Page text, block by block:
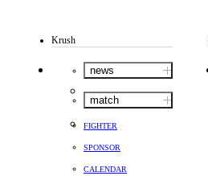
Krush
news
match
FIGHTER
SPONSOR
CALENDAR